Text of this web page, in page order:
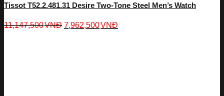
Tissot T52.2.481.31 Desire Two-Tone Steel Men’s Watch
11,147,500VNĐ 7,962,500VNĐ